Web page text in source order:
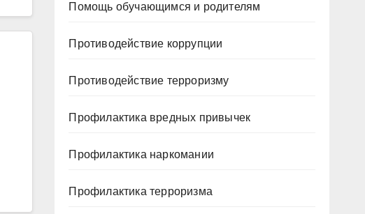
Помощь обучающимся и родителям
Противодействие коррупции
Противодействие терроризму
Профилактика вредных привычек
Профилактика наркомании
Профилактика терроризма